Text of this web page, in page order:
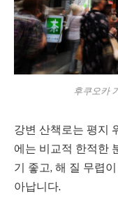
후쿠오카
강변 산책로는 평지
에는 비교적 한적한
기 좋고, 해 질 무렵
아납니다.